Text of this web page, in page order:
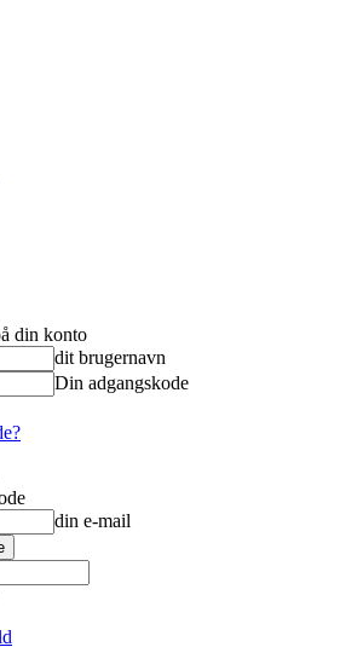
din konto
dit brugernavn
Din adgangskode
din e-mail